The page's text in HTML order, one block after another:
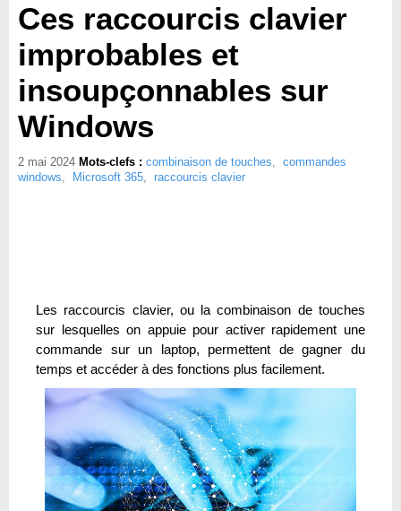
Ces raccourcis clavier
improbables et
insoupçonnables sur
Windows
2 mai 2024 Mots-clefs : combinaison de touches, commandes
windows, Microsoft 365, raccourcis clavier
Les raccourcis clavier, ou la combinaison de touches
sur lesquelles on appuie pour activer rapidement une
commande sur un laptop, permettent de gagner du
temps et accéder à des fonctions plus facilement.